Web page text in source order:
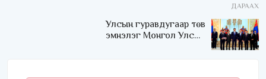
ДАРААХ
Улсын гуравдугаар төв
эмнэлэг Монгол Улсын